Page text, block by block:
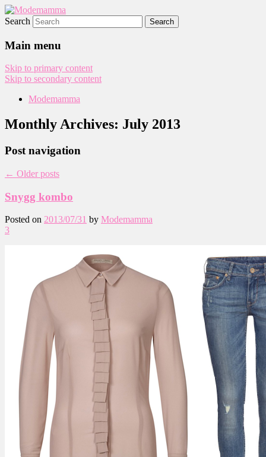
Modemamma
Search
Main menu
Skip to primary content
Skip to secondary content
Modemamma
Monthly Archives: July 2013
Post navigation
← Older posts
Snygg kombo
Posted on 2013/07/31 by Modemamma
3